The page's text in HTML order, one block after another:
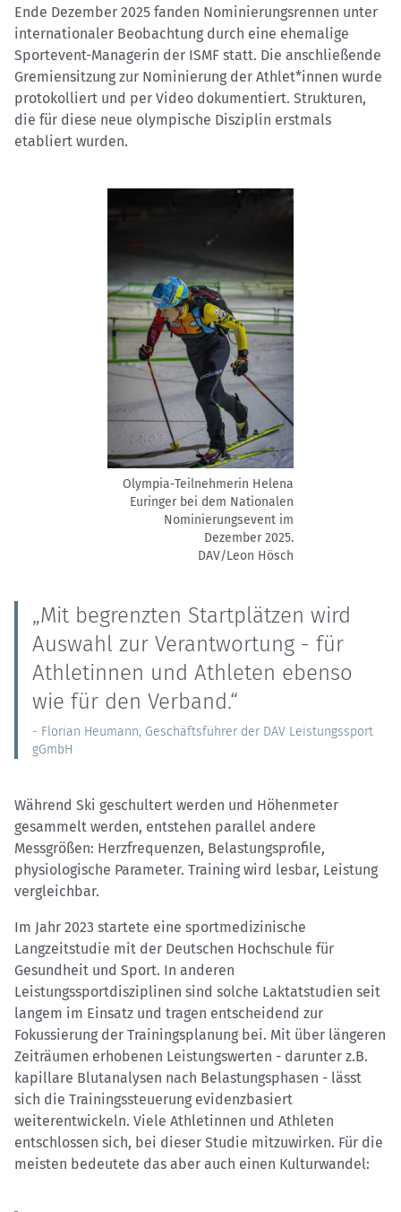
Ende Dezember 2025 fanden Nominierungsrennen unter
internationaler Beobachtung durch eine ehemalige
Sportevent-Managerin der ISMF statt. Die anschließende
Gremiensitzung zur Nominierung der Athlet*innen wurde
protokolliert und per Video dokumentiert. Strukturen,
die für diese neue olympische Disziplin erstmals
etabliert wurden.
Olympia-Teilnehmerin Helena
Euringer bei dem Nationalen
Nominierungsevent im
Dezember 2025.
DAV/Leon Hösch
„Mit begrenzten Startplätzen wird
Auswahl zur Verantwortung - für
Athletinnen und Athleten ebenso
wie für den Verband.“
- Florian Heumann, Geschäftsführer der DAV Leistungssport
gGmbH
Während Ski geschultert werden und Höhenmeter
gesammelt werden, entstehen parallel andere
Messgrößen: Herzfrequenzen, Belastungsprofile,
physiologische Parameter. Training wird lesbar, Leistung
vergleichbar.
Im Jahr 2023 startete eine sportmedizinische
Langzeitstudie mit der Deutschen Hochschule für
Gesundheit und Sport. In anderen
Leistungssportdisziplinen sind solche Laktatstudien seit
langem im Einsatz und tragen entscheidend zur
Fokussierung der Trainingsplanung bei. Mit über längeren
Zeiträumen erhobenen Leistungswerten - darunter z.B.
kapillare Blutanalysen nach Belastungsphasen - lässt
sich die Trainingssteuerung evidenzbasiert
weiterentwickeln. Viele Athletinnen und Athleten
entschlossen sich, bei dieser Studie mitzuwirken. Für die
meisten bedeutete das aber auch einen Kulturwandel: